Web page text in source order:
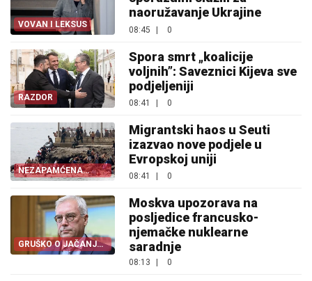
VOVAN I LEKSUS
naoružavanje Ukrajine
08:45 | 0
RAZDOR
Spora smrt „koalicije
voljnih”: Saveznici Kijeva sve
podjeljeniji
08:41 0
NEZAPAMĆENA
KRIZA
Migrantski haos u Seuti
izazvao nove podjele u
Evropskoj uniji
08:41 0
GRUŠKO O JAČANJU
NJEMAČKE
Moskva upozorava na
posljedice francusko-
njemačke nuklearne
saradnje
08:13 0